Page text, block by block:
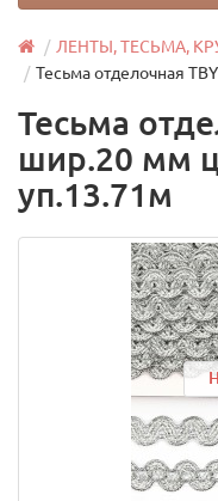
ЛЕНТЫ, ТЕСЬМА,
Тесьма отделочная
Тесьма
шир.20 мм
уп.13.71м